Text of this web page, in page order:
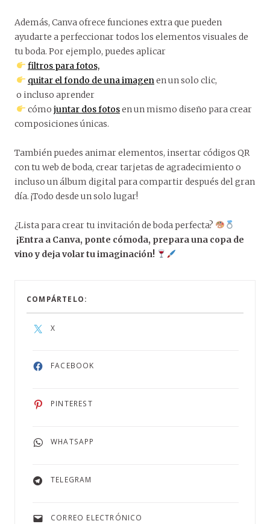
Además, Canva ofrece funciones extra que pueden
ayudarte a perfeccionar todos los elementos visuales de
tu boda. Por ejemplo, puedes aplicar
filtros para fotos,
quitar el fondo de una imagen en un solo clic,
o incluso aprender
cómo juntar dos fotosen un mismo diseño para crear
composiciones únicas.
También puedes animar elementos, insertar códigos QR
con tu web de boda, crear tarjetas de agradecimiento o
incluso un álbum digital para compartir después del gran
día. ¡Todo desde un solo lugar!
¿Lista para crear tu invitación de boda perfecta?
¡Entra a Canva, ponte cómoda, prepara una copa de
vino y deja volar tu imaginación!
COMPÁRTELO:
X
FACEBOOK
PINTEREST
WHATSAPP
TELEGRAM
CORREO ELECTRÓNICO